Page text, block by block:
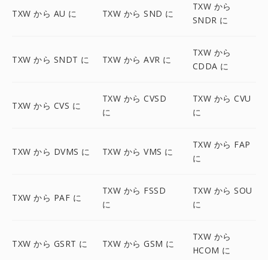
TXW から AU に TXW から SND に
TXW から
SNDR に
TXW から SNDT に TXW から AVR に
TXW から
CDDA に
TXW から CVS に
TXW から CVSD
に
TXW から CVU
に
TXW から DVMS に TXW から VMS に
TXW から FAP
に
TXW から PAF に
TXW から FSSD
に
TXW から SOU
に
TXW から GSRT に TXW から GSM に
TXW から
HCOM に